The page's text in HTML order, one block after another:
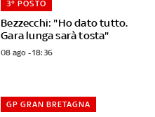
Bezzecchi: "Ho dato tutto.
Gara lunga sarà tosta"
3° POSTO
08 ago - 18:36
GP GRAN BRETAGNA